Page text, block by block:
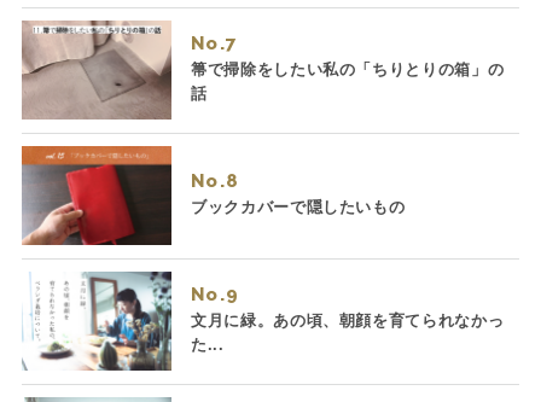
No.
箒で掃除をしたい私の「ちりとりの箱」の
話
No.
ブックカバーで隠したいもの
No.
文月に緑。あの頃、朝顔を育てられなかっ
た...